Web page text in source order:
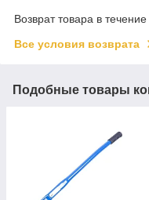
Возврат товара в
Все условия возврата
Подобные товары